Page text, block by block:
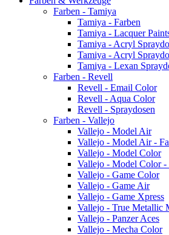
Farben - Tamiya
Tamiya - Farben
Tamiya - Lacquer
Tamiya - Acryl
Tamiya - Acryl
Tamiya - Lexan
Farben - Revell
Revell - Email Color
Revell - Aqua Color
Revell - Spraydosen
Farben - Vallejo
Vallejo - Model Air
Vallejo - Model Air -
Vallejo - Model Color
Vallejo - Model Color -
Vallejo - Game Color
Vallejo - Game Air
Vallejo - Game Xpress
Vallejo - True Metallic
Vallejo - Panzer Aces
Vallejo - Mecha Color